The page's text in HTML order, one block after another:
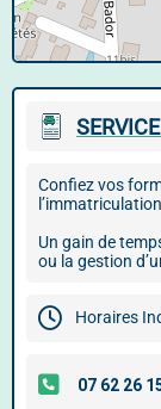
Confiez vos
Un gain de
ou la gestion
Horaires